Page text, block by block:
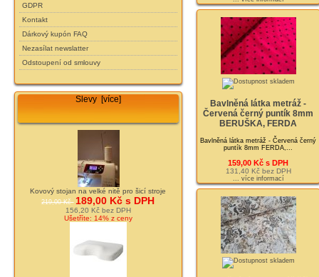
GDPR
Kontakt
Dárkový kupón FAQ
Nezasílat newslatter
Odstoupení od smlouvy
Slevy [více]
Kovový stojan na velké nitě pro šicí stroje
219,00 Kč 189,00 Kč s DPH
156,20 Kč bez DPH
Ušetříte: 14% z ceny
Bavlněná látka metráž -
Červená černý puntík 8mm
BERUŠKA, FERDA
Bavlněná látka metráž - Červená černý
puntík 8mm FERDA,...
159,00 Kč s DPH
131,40 Kč bez DPH
... více informací